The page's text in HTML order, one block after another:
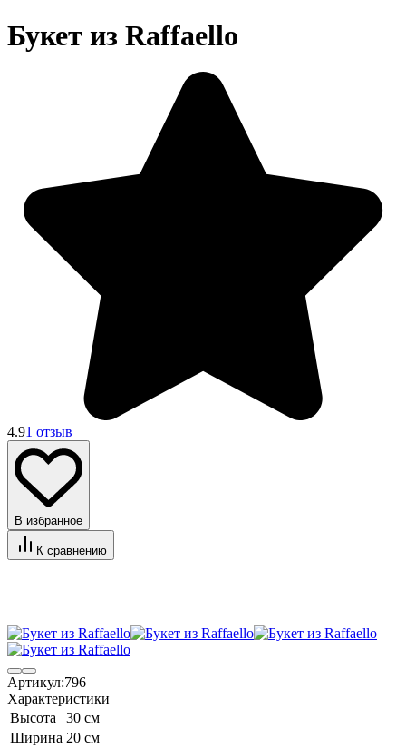
Букет из Raffaello
4.91 отзыв
В избранное
К сравнению
Артикул:796
Характеристики
Высота
30 см
Ширина 20 см